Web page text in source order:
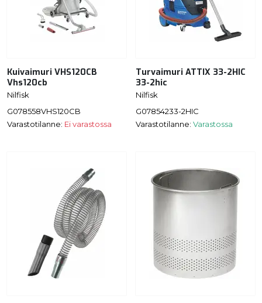
Kuivaimuri VHS120CB
Vhs120cb
Nilfisk
G078558VHS120CB
Varastotilanne: Ei varastossa
Turvaimuri ATTIX 33-2HIC
33-2hic
Nilfisk
G07854233-2HIC
Varastotilanne: Varastossa